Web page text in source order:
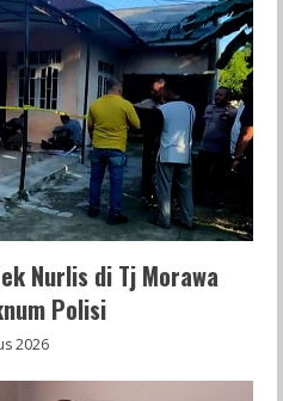
Nurlis di Tj Morawa
Polisi
2026